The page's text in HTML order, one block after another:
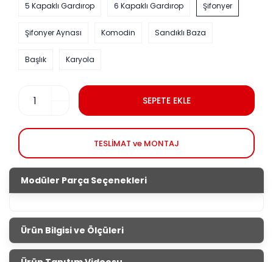
5 Kapaklı Gardırop 6 Kapaklı Gardırop Şifonyer
Şifonyer Aynası Komodin Sandıklı Baza
Başlık Karyola
SEPETE EKLE
TESLİMAT ve MONTAJ
Modüler Parça Seçenekleri
Ürün Bilgisi ve Ölçüleri
White Cross Yatak Odası